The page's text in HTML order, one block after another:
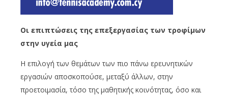
Οι επιπτώσεις της επεξεργασίας των τροφίμων
στην υγεία μας
Η επιλογή των θεμάτων των πιο πάνω ερευνητικών
εργασιών αποσκοπούσε, μεταξύ άλλων, στην
προετοιμασία, τόσο της μαθητικής κοινότητας, όσο και